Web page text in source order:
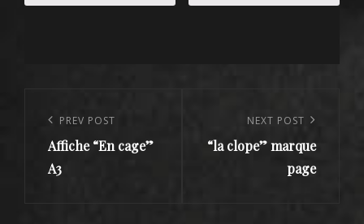
l’article
Previous
Post
PREV POST
Affiche “En cage”
A3
Post
NEXT POST
“la clope” marque
page